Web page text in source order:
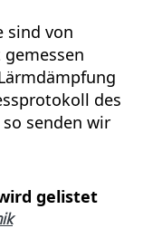
sind von
des
senden wir
gelistet